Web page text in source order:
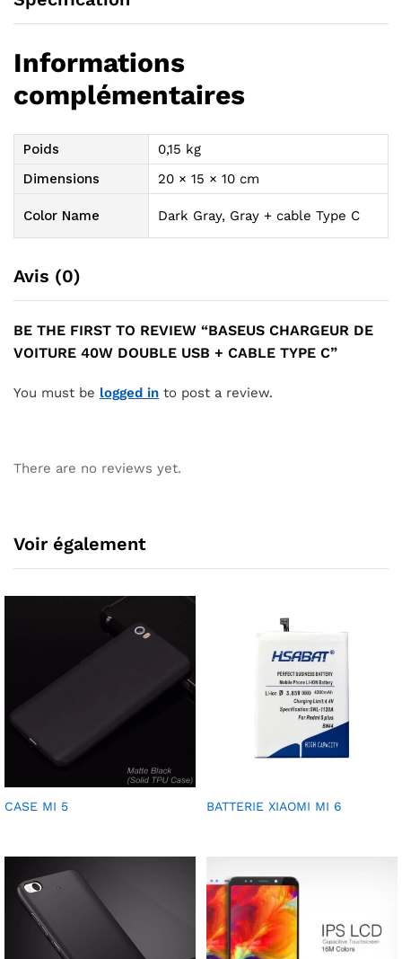
Informations
complémentaires
Poids
0,15 kg
Dimensions
20 × 15 × 10 cm
Color Name Dark Gray, Gray + cable Type C
Avis (0)
BE THE FIRST TO REVIEW “BASEUS CHARGEUR DE
VOITURE 40W DOUBLE USB + CABLE TYPE C”
You must be logged in to post a review.
There are no reviews yet.
Voir également
CASE MI 5 BATTERIE XIAOMI MI 6